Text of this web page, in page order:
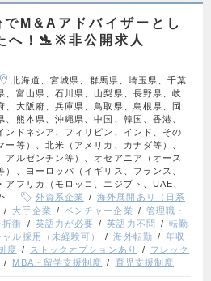
でM&Aアドバイザーとし
へ！🛬※非公開求人
北海道、宮城県、群馬県、埼玉県、千葉
、富山県、石川県、山梨県、長野県、岐
、大阪府、兵庫県、鳥取県、島根県、岡
熊本県、沖縄県、中国、韓国、香港、
ンドネシア、フィリピン、インド、その
等）、北米（アメリカ、カナダ等）、
アルゼンチン等）、オセアニア（オース
）、ヨーロッパ（イギリス、フランス、
アフリカ（モロッコ、エジプト、UAE、
外資系企業
海外展開あり（日系
大手企業 ベンチャー企業
管理職・
折衝 英語力が必要 英語力不問
転勤
ル採用（未経験可） 海外転勤
年収
度 ストックオプションあり
フレック
MBA・留学支援制度 育児支援制度